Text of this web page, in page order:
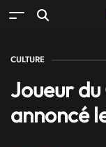
CULTURE
Joueur
annoncé